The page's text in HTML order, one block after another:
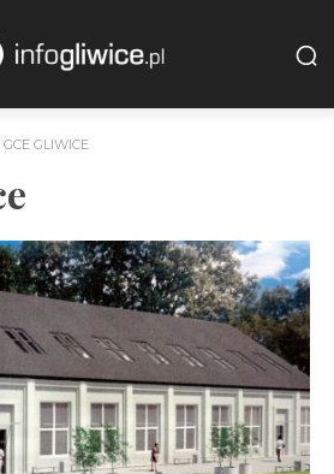
GCE GLIWICE